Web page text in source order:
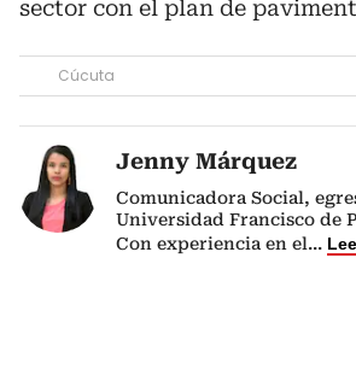
sector con el plan de
Cúcuta
Jenny Márquez
Comunicadora Social,
Universidad Francisco de
Con experiencia en el...